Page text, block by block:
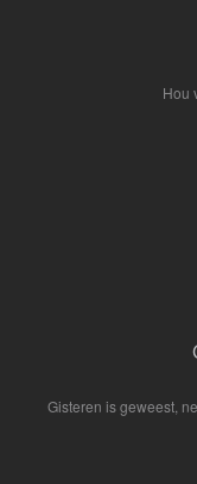
Hou
Gisteren is geweest,